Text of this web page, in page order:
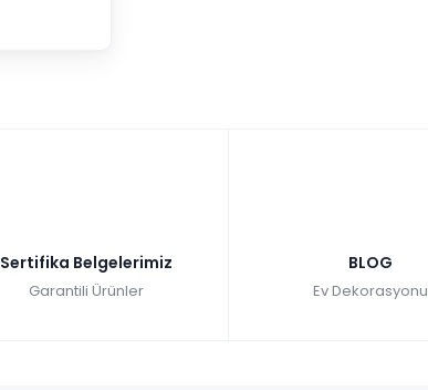
Sertifika Belgelerimiz
Garantili Ürünler
BLOG
Ev Dekorasyonu